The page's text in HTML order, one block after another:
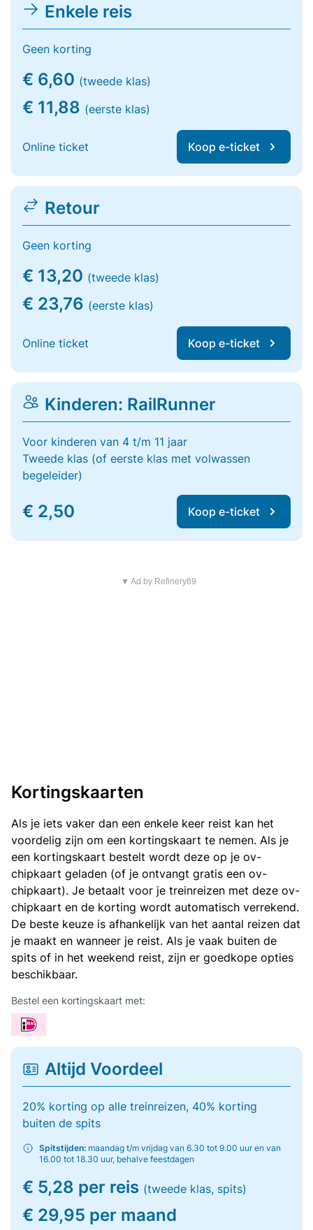
Enkele reis
Geen korting
€ 6,60 (tweede klas)
€ 11,88 (eerste klas)
Online ticket Koop e-ticket
Retour
Geen korting
€ 13,20 (tweede klas)
€ 23,76 (eerste klas)
Online ticket Koop e-ticket
Kinderen: RailRunner
Voor kinderen van 4 t/m 11 jaar
Tweede klas (of eerste klas met volwassen
begeleider)
€ 2,50 Koop e-ticket
▼ Ad by Refinery89
Kortingskaarten
Als je iets vaker dan een enkele keer reist kan het
voordelig zijn om een kortingskaart te nemen. Als je
een kortingskaart bestelt wordt deze op je ov-
chipkaart geladen (of je ontvangt gratis een ov-
chipkaart). Je betaalt voor je treinreizen met deze ov-
chipkaart en de korting wordt automatisch verrekend.
De beste keuze is afhankelijk van het aantal reizen dat
je maakt en wanneer je reist. Als je vaak buiten de
spits of in het weekend reist, zijn er goedkope opties
beschikbaar.
Bestel een kortingskaart met:
Altijd Voordeel
20% korting op alle treinreizen, 40% korting
buiten de spits
Spitstijden: maandag t/m vrijdag van 6.30 tot 9.00 uur en van
16.00 tot 18.30 uur, behalve feestdagen
€ 5,28 per reis (tweede klas, spits)
€ 29,95 per maand